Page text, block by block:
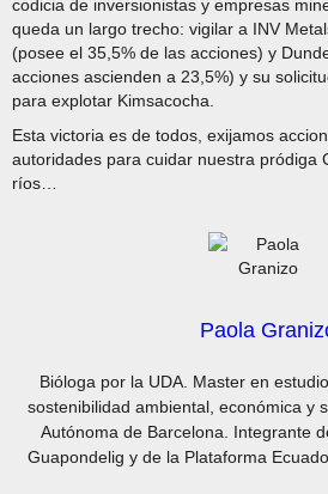
codicia de inversionistas y empresas
queda un largo trecho: vigilar a INV
(posee el 35,5% de las acciones) y
acciones ascienden a 23,5%) y su
para explotar Kimsacocha.
Esta victoria es de todos, exijamos
autoridades para cuidar nuestra pródiga
ríos…
Paola
Bióloga por la UDA. Master en
sostenibilidad ambiental, económica y
Autónoma de Barcelona. Integrante
Guapondelig y de la Plataforma